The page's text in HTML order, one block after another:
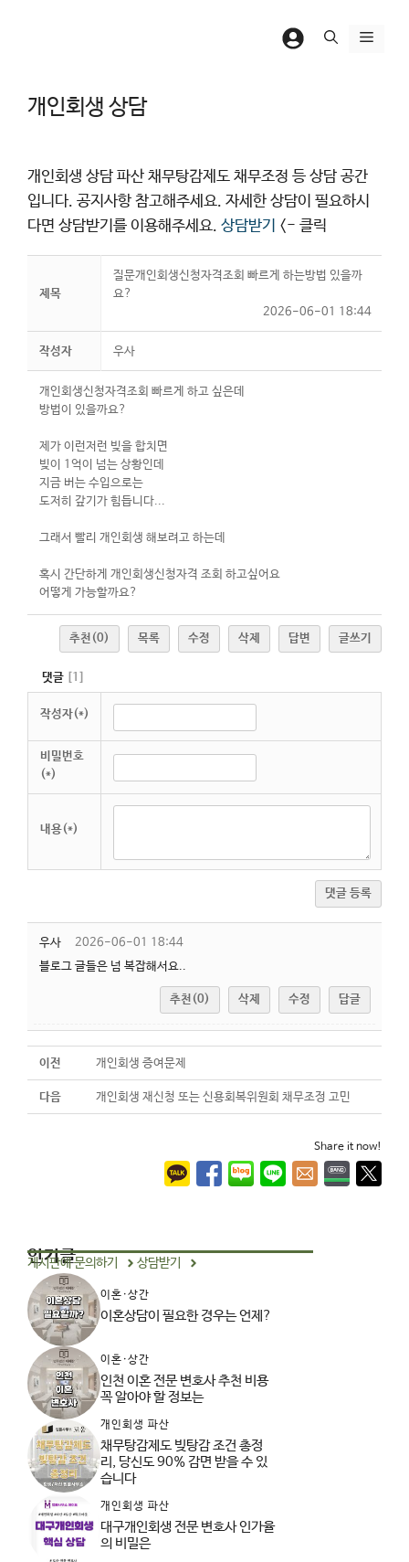
메
개인회생 상담
개인회생 상담 파산 채무탕감제도 채무조정 등 상담 공간
입니다. 공지사항 참고해주세요. 자세한 상담이 필요하시
다면 상담받기를 이용해주세요. 상담받기 <- 클릭
제목
질문개인회생신청자격조회 빠르게 하는방법 있을까
요?
2026-06-01 18:44
작성자 우사
개인회생신청자격조회 빠르게 하고 싶은데
방법이 있을까요?
제가 이런저런 빚을 합치면
빚이 1억이 넘는 상황인데
지금 버는 수입으로는
도저히 갚기가 힘듭니다...
그래서 빨리 개인회생 해보려고 하는데
혹시 간단하게 개인회생신청자격 조회 하고싶어요
어떻게 가능할까요?
추천 (0) 목록 수정 삭제 답변 글쓰기
댓글 [1 ]
작성자(*)
비밀번호
(*)
내용(*)
댓글 등록
우사
2026-06-01 18:44
블로그 글들은 넘 복잡해서요..
추천(0) 삭제 수정 답글
이전 개인회생 증여문제
다음 개인회생 재신청 또는 신용회복위원회 채무조정 고민
Share it now!
인기글
게시판에 문의하기 상담받기
이혼·상간
이혼상담이 필요한 경우는 언제?
이혼·상간
인천 이혼 전문 변호사 추천 비용
꼭 알아야 할 정보는
개인회생 파산
채무탕감제도 빚탕감 조건 총정
리, 당신도 90% 감면 받을 수 있
습니다
개인회생 파산
대구개인회생 전문 변호사 인가율
의 비밀은